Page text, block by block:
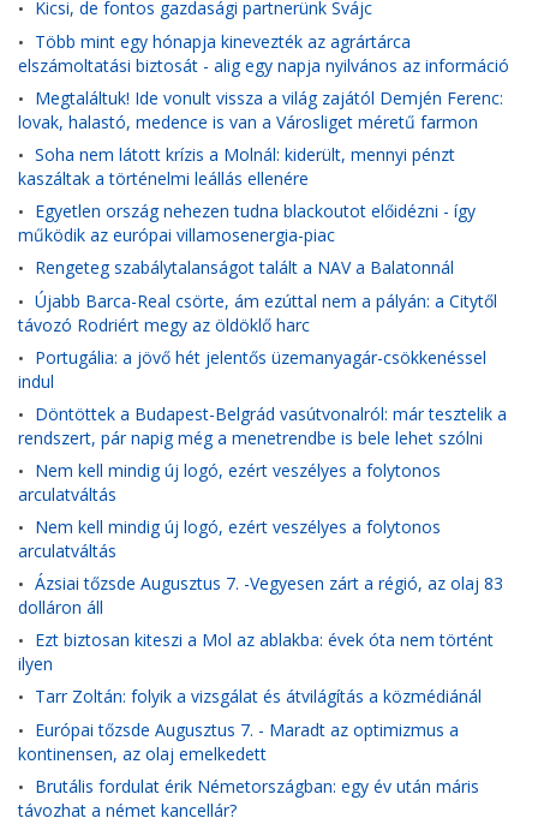
• Kicsi, de fontos gazdasági partnerünk Svájc
• Több mint egy hónapja kinevezték az agrártárca
elszámoltatási biztosát - alig egy napja nyilvános az információ
• Megtaláltuk! Ide vonult vissza a világ zajától Demjén Ferenc:
lovak, halastó, medence is van a Városliget méretű farmon
• Soha nem látott krízis a Molnál: kiderült, mennyi pénzt
kaszáltak a történelmi leállás ellenére
• Egyetlen ország nehezen tudna blackoutot előidézni - így
működik az európai villamosenergia-piac
• Rengeteg szabálytalanságot talált a NAV a Balatonnál
• Újabb Barca-Real csörte, ám ezúttal nem a pályán: a Citytől
távozó Rodriért megy az öldöklő harc
• Portugália: a jövő hét jelentős üzemanyagár-csökkenéssel
indul
• Döntöttek a Budapest-Belgrád vasútvonalról: már tesztelik a
rendszert, pár napig még a menetrendbe is bele lehet szólni
• Nem kell mindig új logó, ezért veszélyes a folytonos
arculatváltás
• Nem kell mindig új logó, ezért veszélyes a folytonos
arculatváltás
• Ázsiai tőzsde Augusztus 7. -Vegyesen zárt a régió, az olaj 83
dolláron áll
• Ezt biztosan kiteszi a Mol az ablakba: évek óta nem történt
ilyen
• Tarr Zoltán: folyik a vizsgálat és átvilágítás a közmédiánál
• Európai tőzsde Augusztus 7. - Maradt az optimizmus a
kontinensen, az olaj emelkedett
• Brutális fordulat érik Németországban: egy év után máris
távozhat a német kancellár?